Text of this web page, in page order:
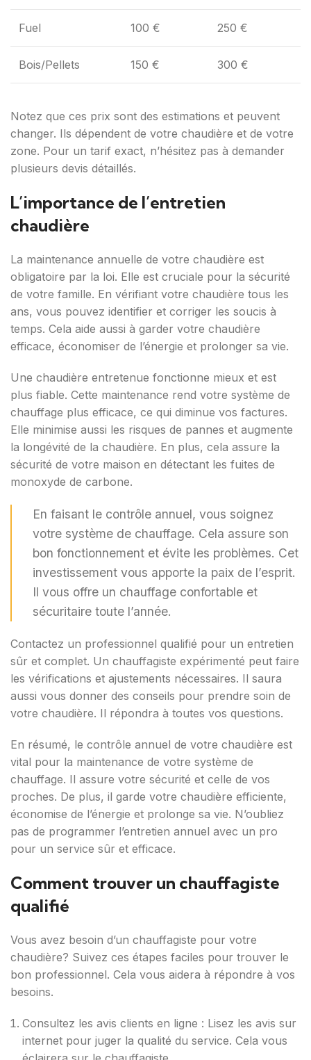
Fuel 100 € 250 €
Bois/Pellets 150 € 300 €
Notez que ces prix sont des estimations et peuvent
changer. Ils dépendent de votre chaudière et de votre
zone. Pour un tarif exact, n’hésitez pas à demander
plusieurs devis détaillés.
L’importance de l’entretien
chaudière
La maintenance annuelle de votre chaudière est
obligatoire par la loi. Elle est cruciale pour la sécurité
de votre famille. En vérifiant votre chaudière tous les
ans, vous pouvez identifier et corriger les soucis à
temps. Cela aide aussi à garder votre chaudière
efficace, économiser de l’énergie et prolonger sa vie.
Une chaudière entretenue fonctionne mieux et est
plus fiable. Cette maintenance rend votre système de
chauffage plus efficace, ce qui diminue vos factures.
Elle minimise aussi les risques de pannes et augmente
la longévité de la chaudière. En plus, cela assure la
sécurité de votre maison en détectant les fuites de
monoxyde de carbone.
En faisant le contrôle annuel, vous soignez
votre système de chauffage. Cela assure son
bon fonctionnement et évite les problèmes. Cet
investissement vous apporte la paix de l’esprit.
Il vous offre un chauffage confortable et
sécuritaire toute l’année.
Contactez un professionnel qualifié pour un entretien
sûr et complet. Un chauffagiste expérimenté peut faire
les vérifications et ajustements nécessaires. Il saura
aussi vous donner des conseils pour prendre soin de
votre chaudière. Il répondra à toutes vos questions.
En résumé, le contrôle annuel de votre chaudière est
vital pour la maintenance de votre système de
chauffage. Il assure votre sécurité et celle de vos
proches. De plus, il garde votre chaudière efficiente,
économise de l’énergie et prolonge sa vie. N’oubliez
pas de programmer l’entretien annuel avec un pro
pour un service sûr et efficace.
Comment trouver un chauffagiste
qualifié
Vous avez besoin d’un chauffagiste pour votre
chaudière? Suivez ces étapes faciles pour trouver le
bon professionnel. Cela vous aidera à répondre à vos
besoins.
Consultez les avis clients en ligne : Lisez les avis sur
internet pour juger la qualité du service. Cela vous